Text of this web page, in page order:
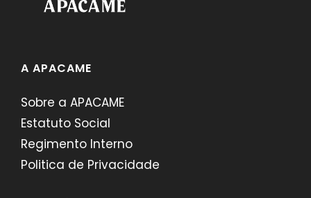
A APACAME
Sobre a APACAME
Estatuto Social
Regimento Interno
Politica de Privacidade